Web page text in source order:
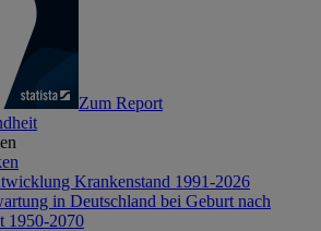
Zum Report
Krankenstand 1991-2026
in Deutschland bei Geburt nach
1950-2070